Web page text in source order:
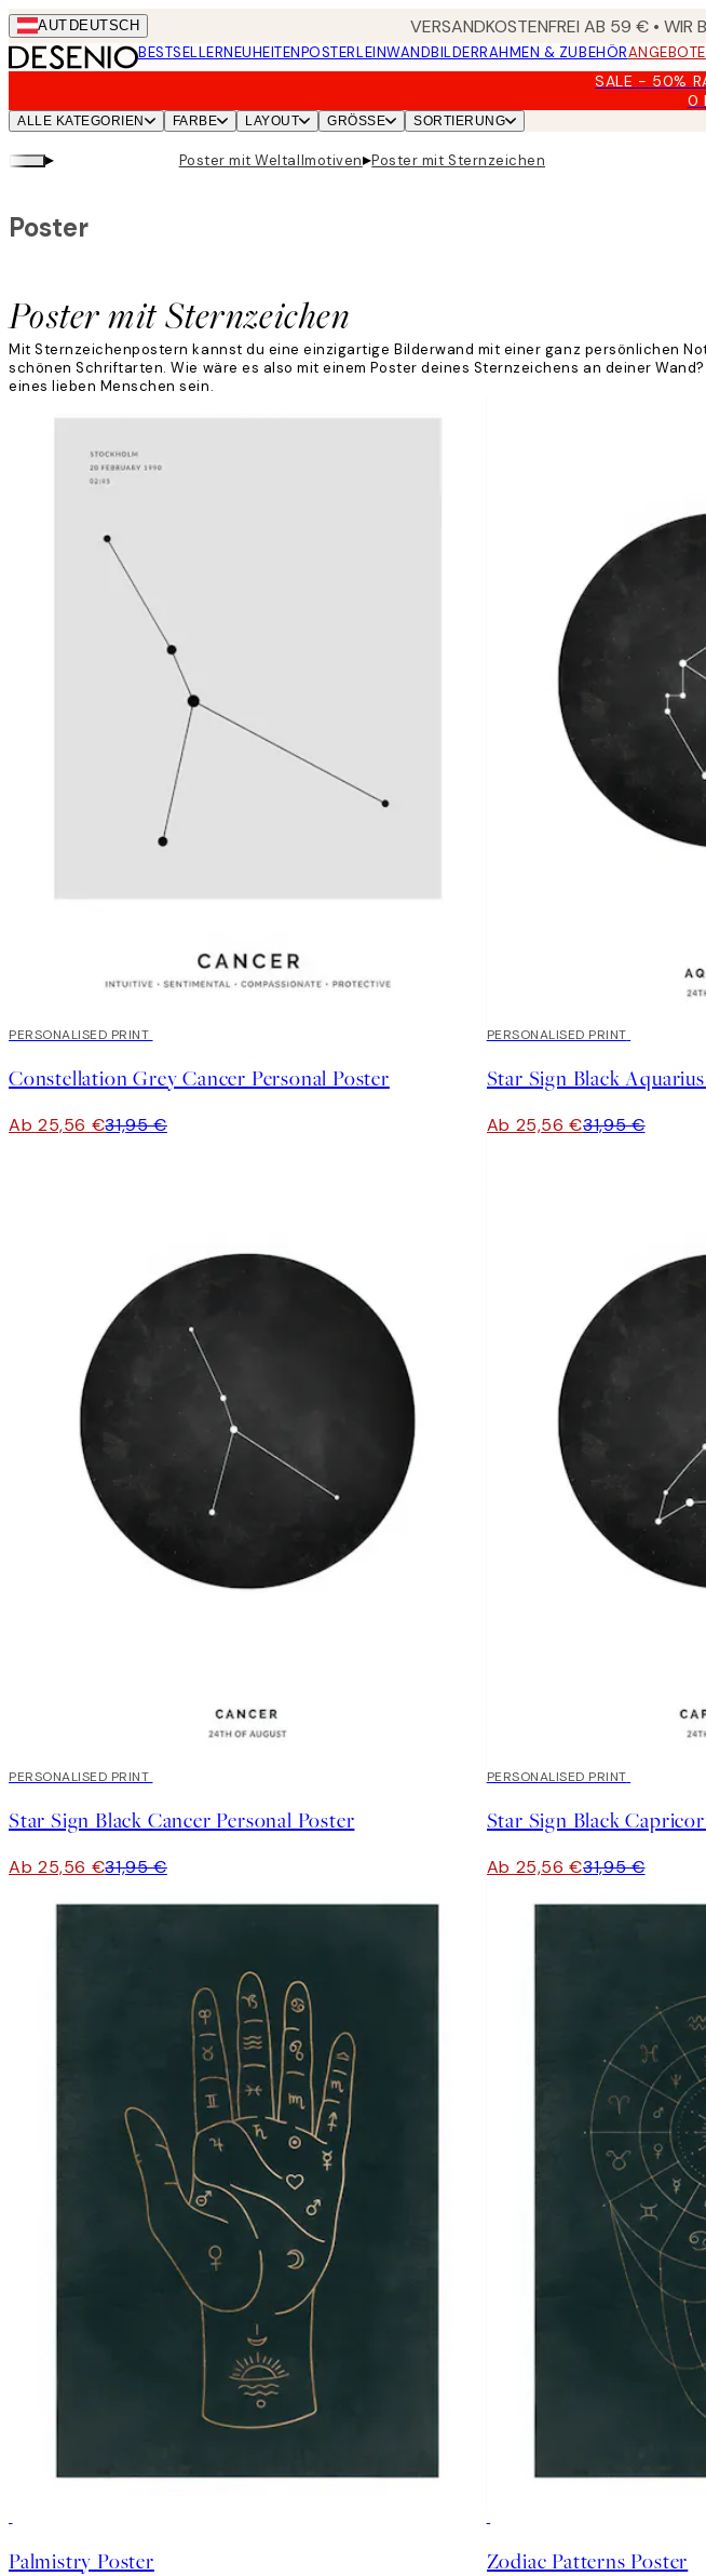
Skip
to
main
AUT DEUTSCH VERSANDKOSTENFREI AB 59 € • WIR
BESTSELLERNEUHEITENPOSTERLEINWANDBILDERRAHMEN & ZUBEHÖRANGEBOTE
SALE - 50%
0
ALLE KATEGORIEN FARBE LAYOUT GRÖSSE SORTIERUNG
▸ Poster mit Weltallmotiven▸Poster mit Sternzeichen
Poster mit Sternzeichen
Poster
Mit Sternzeichenpostern kannst du eine einzigartige Bilderwand mit einer ganz persönlichen
schönen Schriftarten. Wie wäre es also mit einem Poster deines Sternzeichens an deiner
eines lieben Menschen sein.
20%*
PERSONALISED PRINT
Constellation Grey Cancer Personal Poster
Ab 25,56 €31,95 €
20%*
PERSONALISED PRINT
Star Sign Black
Ab 25,56 €31,95 €
20%*
PERSONALISED PRINT
Star Sign Black Cancer Personal Poster
Ab 25,56 €31,95 €
20%*
PERSONALISED PRINT
Star Sign Black
Ab 25,56 €31,95 €
Palmistry Poster Zodiac Patterns Poster